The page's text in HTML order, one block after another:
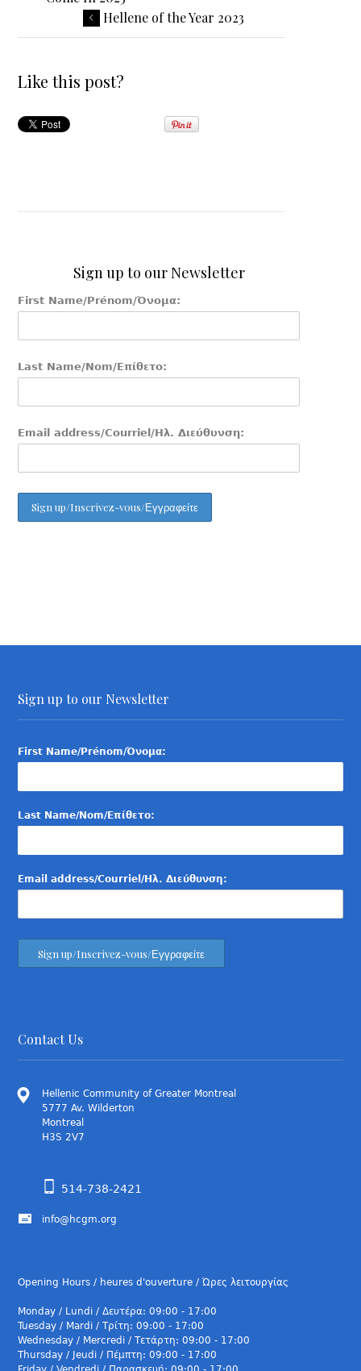
Hellene of the Year 2023
Like this post?
Sign up to our Newsletter
First Name/Prénom/Όνομα:
Last Name/Nom/Επίθετο:
Email address/Courriel/Ηλ. Διεύθυνση:
Sign up to our Newsletter
First Name/Prénom/Όνομα:
Last Name/Nom/Επίθετο:
Email address/Courriel/Ηλ. Διεύθυνση:
Contact Us
Hellenic Community of Greater Montreal
5777 Av. Wilderton
Montreal
H3S 2V7
514-738-2421
info@hcgm.org
Opening Hours / heures d'ouverture / Ώρες λειτουργίας
Monday / Lundi / Δευτέρα: 09:00 - 17:00
Tuesday / Mardi / Τρίτη: 09:00 - 17:00
Wednesday / Mercredi / Τετάρτη: 09:00 - 17:00
Thursday / Jeudi / Πέμπτη: 09:00 - 17:00